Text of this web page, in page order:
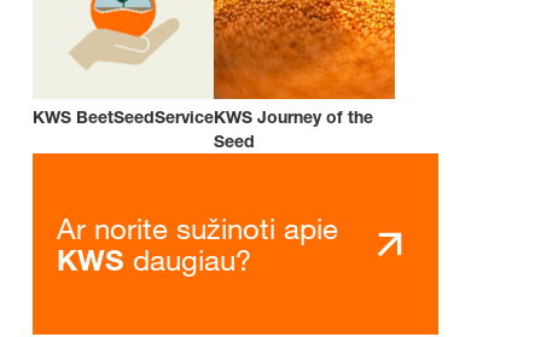
KWS BeetSeedServiceKWS Journey of the
Seed
Ar norite sužinoti apie
KWS daugiau?